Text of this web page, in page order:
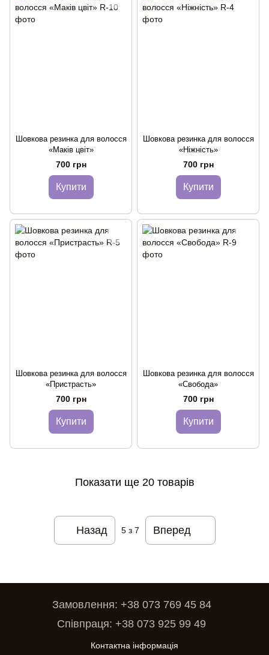
Шовкова резинка для волосся
«Маків цвіт»
700 грн
Купити
Шовкова резинка для волосся
«Ніжність»
700 грн
Купити
Шовкова резинка для волосся
«Пристрасть»
700 грн
Купити
Шовкова резинка для волосся
«Свобода»
700 грн
Купити
Показати ще 20 товарів
Назад 5з 7 Вперед
Замовлення: +38 073 769 45 84
Співпраця: +38 073 925 99 49
Контактна інформація